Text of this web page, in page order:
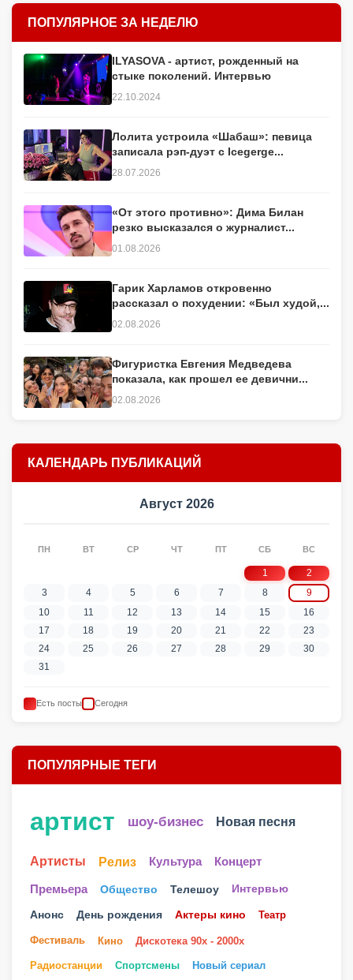
ПОПУЛЯРНОЕ ЗА НЕДЕЛЮ
ILYASOVA - артист, рожденный на
стыке поколений. Интервью
22.10.2024
Лолита устроила «Шабаш»: певица
записала рэп-дуэт с Icegerge...
28.07.2026
«От этого противно»: Дима Билан
резко высказался о журналист...
01.08.2026
Гарик Харламов откровенно
рассказал о похудении: «Был худой,...
02.08.2026
Фигуристка Евгения Медведева
показала, как прошел ее девични...
02.08.2026
КАЛЕНДАРЬ ПУБЛИКАЦИЙ
Август 2026
ПН ВТ СР ЧТ ПТ СБ ВС
1
2
3
4 5 6 7 8
9
10
11 12 13 14 15
16
17
18 19 20 21 22
23
24
25 26 27 28 29
30
31
Есть посты Сегодня
ПОПУЛЯРНЫЕ ТЕГИ
артист шоу-бизнес Новая песня
Артисты Релиз Культура Концерт
Премьера Общество Телешоу Интервью
Анонс День рождения Актеры кино Театр
Фестиваль Кино Дискотека 90х - 2000х
Радиостанции Спортсмены Новый сериал